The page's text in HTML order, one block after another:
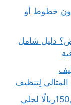
خطوط أو
دليل شامل
لِتنظيف
شركة جلي بلاط بالرياض بأسعار تبدأ من150ريالًا لجلي